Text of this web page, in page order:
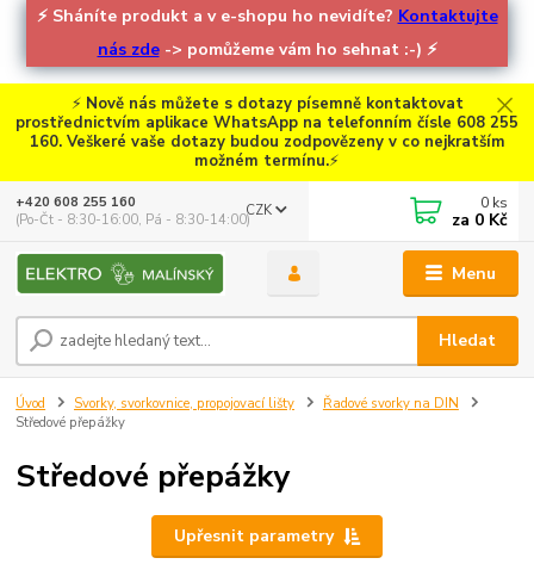
⚡ Sháníte produkt a v e-shopu ho nevidíte? Kontaktujte
nás zde-> pomůžeme vám ho sehnat :-) ⚡
⚡ Nově nás můžete s dotazy písemně kontaktovat
prostřednictvím aplikace WhatsApp na telefonním čísle 608 255
160. Veškeré vaše dotazy budou zodpovězeny v co nejkratším
možném termínu.⚡
Menu
CZK
Hledat
+420 608 255 160
(Po-Čt - 8:30-16:00, Pá - 8:30-14:00)
0 ks
za 0 Kč
Úvod Svorky, svorkovnice, propojovací lišty
Řadové svorky na DIN
Středové přepážky
Středové přepážky
Upřesnit parametry